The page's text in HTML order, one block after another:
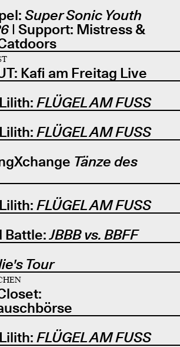
Super Sonic Youth
| Support: Mistress &
Kafi am Freitag Live
FLÜGEL AM FUSS
FLÜGEL AM FUSS
Tänze des
FLÜGEL AM FUSS
Battle:JBBB vs. BBFF
Tour
FLÜGEL AM FUSS